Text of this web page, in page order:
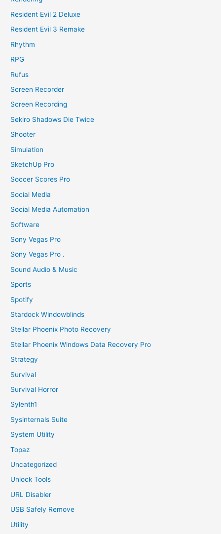
Resident Evil 2 Deluxe
Resident Evil 3 Remake
Rhythm
RPG
Rufus
Screen Recorder
Screen Recording
Sekiro Shadows Die Twice
Shooter
Simulation
SketchUp Pro
Soccer Scores Pro
Social Media
Social Media Automation
Software
Sony Vegas Pro
Sony Vegas Pro .
Sound Audio & Music
Sports
Spotify
Stardock Windowblinds
Stellar Phoenix Photo Recovery
Stellar Phoenix Windows Data Recovery Pro
Strategy
Survival
Survival Horror
Sylenth1
Sysinternals Suite
System Utility
Topaz
Uncategorized
Unlock Tools
URL Disabler
USB Safely Remove
Utility